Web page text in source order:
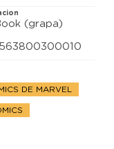
(grapa)
DE MARVEL